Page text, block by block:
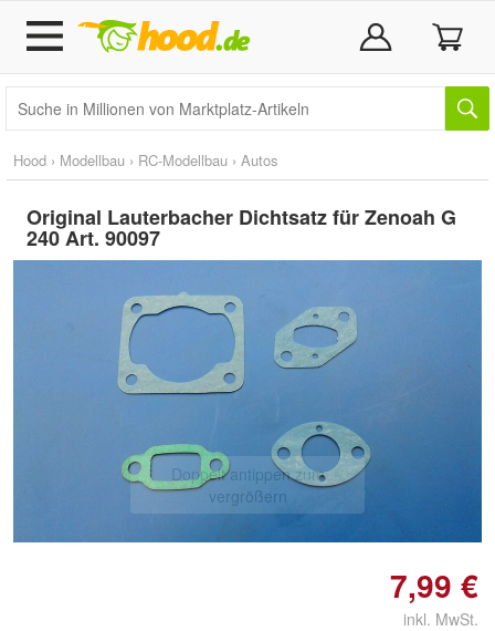
Hood › Modellbau › RC-Modellbau › Autos
Original Lauterbacher Dichtsatz für Zenoah G
240 Art. 90097
Doppelt antippen zum
vergrößern
7,99 €
inkl. MwSt.